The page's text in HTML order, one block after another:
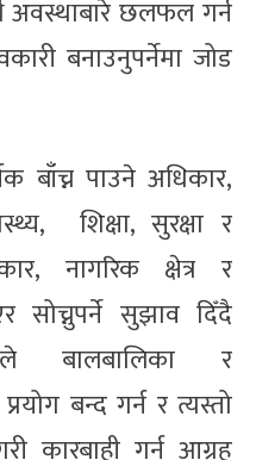
अवस्थाबारे छलफल गर्न
बनाउनुपर्नेमा जोड
बाँच्न पाउने अधिकार,
शिक्षा, सुरक्षा र
नागरिक क्षेत्र र
सोच्नुपर्ने सुझाव दिँदै
बालबालिका र
बन्द गर्न र त्यस्तो
कारबाही गर्न आग्रह